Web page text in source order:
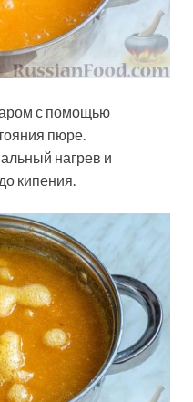
с помощью
пюре.
нагрев и
кипения.